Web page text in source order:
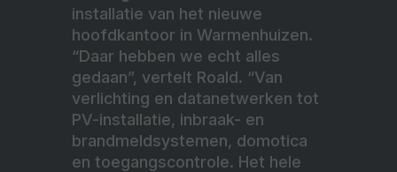
installatie van het nieuwe
hoofdkantoor in Warmenhuizen.
“Daar hebben we echt alles
gedaan”, vertelt Roald. “Van
verlichting en datanetwerken tot
PV-installatie, inbraak- en
brandmeldsystemen, domotica
en toegangscontrole. Het hele